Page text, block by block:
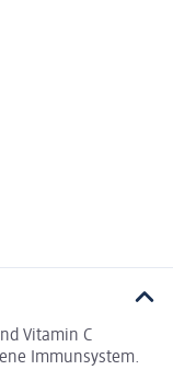
Vitamin C
Immunsystem.